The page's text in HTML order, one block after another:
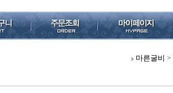
마른굴비 >